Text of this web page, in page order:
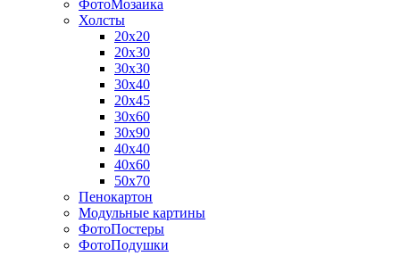
ФотоМозаика
Холсты
20х20
20х30
30х30
30х40
20х45
30х60
30х90
40х40
40х60
50х70
Пенокартон
Модульные картины
ФотоПостеры
ФотоПодушки